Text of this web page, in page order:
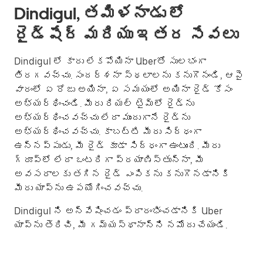
Dindigul, తమిళనాడు లో
రైడ్‌షేర్ మరియు ఇతర సేవలు
Dindigul లో కారు లేకపోయినా Uberతో సులభంగా
తిరగవచ్చు. సందర్శనా స్థలాలను కనుగొనండి, ఆపై
వారంలో ఏ రోజు అయినా, ఏ సమయంలో అయినా రైడ్ కోసం
అభ్యర్థించండి. మీరు రియల్ టైమ్‌లో రైడ్‌ను
అభ్యర్థించవచ్చు లేదా ముందుగానే రైడ్‌ను
అభ్యర్థించవచ్చు. కాబట్టి మీరు సిద్ధంగా
ఉన్నప్పుడు, మీ రైడ్ కూడా సిద్ధంగా ఉంటుంది. మీరు
గ్రూప్؜లో లేదా ఒంటరిగా ప్రయాణిస్తున్నా, మీ
అవసరాలకు తగిన రైడ్ ఎంపికను కనుగొనడానికి
మీరు యాప్‌ను ఉపయోగించవచ్చు.
Dindigul ని అన్వేషించడం ప్రారంభించడానికి Uber
యాప్‌ను తెరిచి, మీ గమ్యస్థానాన్ని నమోదు చేయండి.